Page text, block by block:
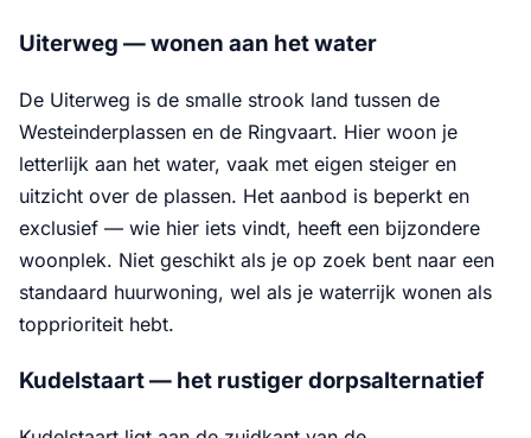
Uiterweg — wonen aan het water
De Uiterweg is de smalle strook land tussen de
Westeinderplassen en de Ringvaart. Hier woon je
letterlijk aan het water, vaak met eigen steiger en
uitzicht over de plassen. Het aanbod is beperkt en
exclusief — wie hier iets vindt, heeft een bijzondere
woonplek. Niet geschikt als je op zoek bent naar een
standaard huurwoning, wel als je waterrijk wonen als
topprioriteit hebt.
Kudelstaart — het rustiger dorpsalternatief